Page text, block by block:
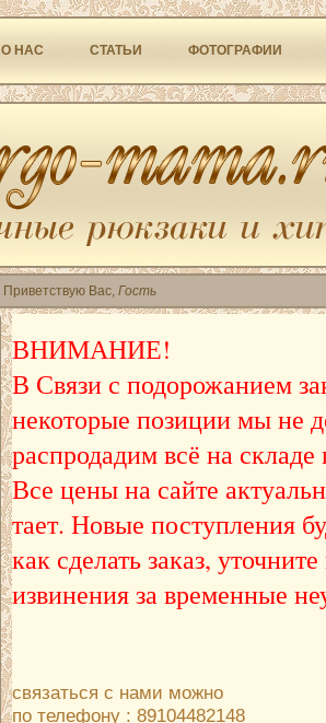
О НАС СТАТЬИ ФОТОГРАФИИ
Приветствую Вас, Гость
ВНИМАНИЕ!
В Связи с подорожанием
некоторые позиции мы не
распродадим всё на
Все цены на сайте
тает. Новые поступления
как сделать заказ,
извинения за временные
связаться с нами можно
по телефону : 89104482148